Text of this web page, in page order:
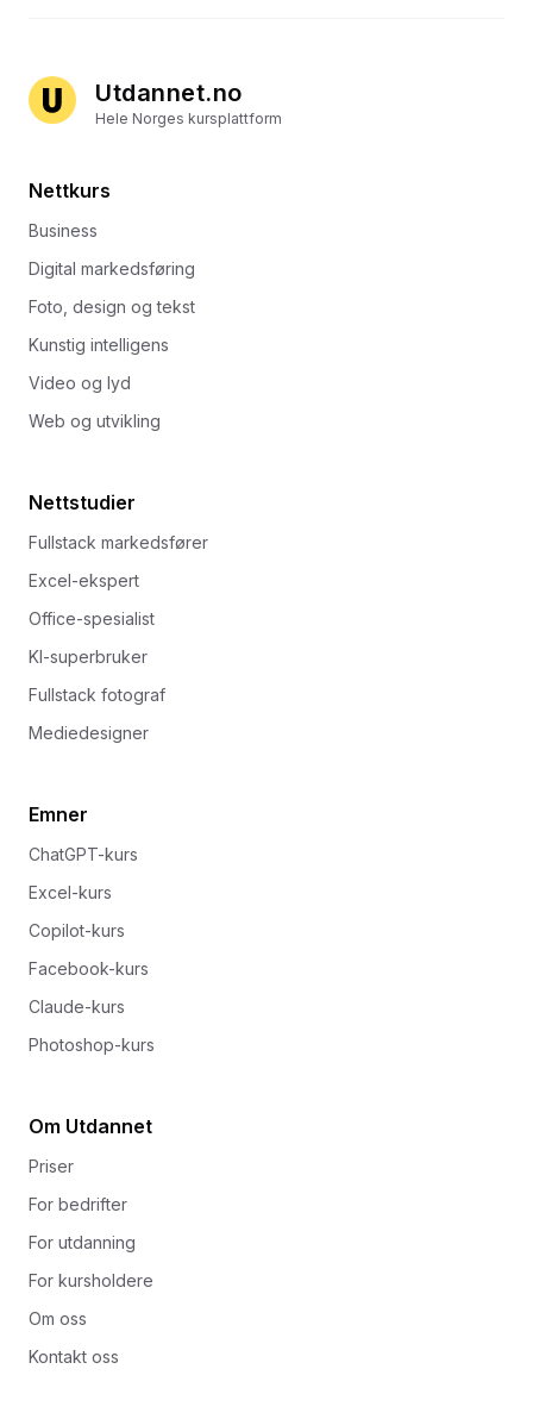
Utdannet.no
Hele Norges kursplattform
Nettkurs
Business
Digital markedsføring
Foto, design og tekst
Kunstig intelligens
Video og lyd
Web og utvikling
Nettstudier
Fullstack markedsfører
Excel-ekspert
Office-spesialist
KI-superbruker
Fullstack fotograf
Mediedesigner
Emner
ChatGPT-kurs
Excel-kurs
Copilot-kurs
Facebook-kurs
Claude-kurs
Photoshop-kurs
Om Utdannet
Priser
For bedrifter
For utdanning
For kursholdere
Om oss
Kontakt oss